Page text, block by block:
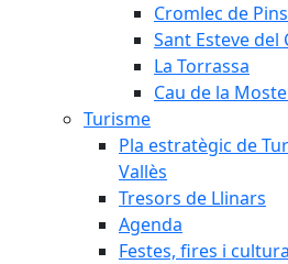
Cromlec de
Sant Esteve del
La Torrassa
Cau de la
Turisme
Pla estratègic de
Vallès
Tresors de Llinars
Agenda
Festes, fires i